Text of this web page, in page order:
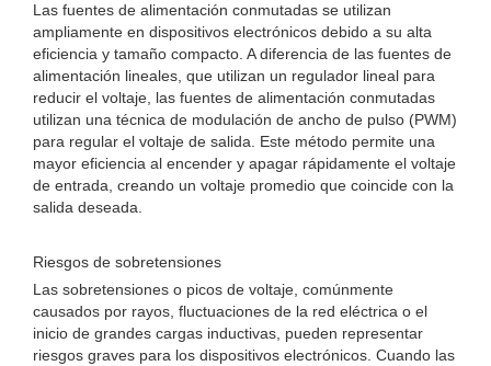
Las fuentes de alimentación conmutadas se utilizan
ampliamente en dispositivos electrónicos debido a su alta
eficiencia y tamaño compacto. A diferencia de las fuentes de
alimentación lineales, que utilizan un regulador lineal para
reducir el voltaje, las fuentes de alimentación conmutadas
utilizan una técnica de modulación de ancho de pulso (PWM)
para regular el voltaje de salida. Este método permite una
mayor eficiencia al encender y apagar rápidamente el voltaje
de entrada, creando un voltaje promedio que coincide con la
salida deseada.
Riesgos de sobretensiones
Las sobretensiones o picos de voltaje, comúnmente
causados ​​por rayos, fluctuaciones de la red eléctrica o el
inicio de grandes cargas inductivas, pueden representar
riesgos graves para los dispositivos electrónicos. Cuando las